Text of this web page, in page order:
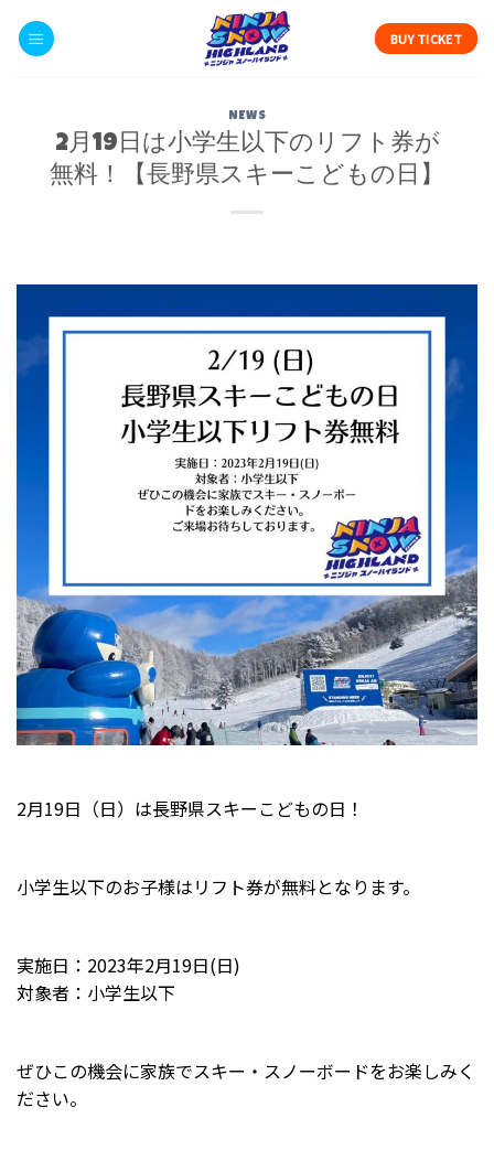
BUY TICKET
NEWS
2月19日は小学生以下のリフト券が
無料！【長野県スキーこどもの日】
2月19日（日）は長野県スキーこどもの日！
小学生以下のお子様はリフト券が無料となります。
実施日：2023年2月19日(日)
対象者：小学生以下
ぜひこの機会に家族でスキー・スノーボードをお楽しみく
ださい。